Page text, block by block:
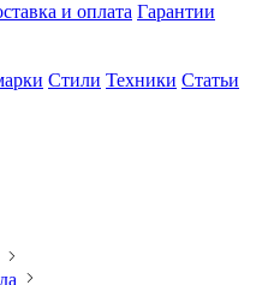
и оплата Гарантии
Стили Техники Статьи